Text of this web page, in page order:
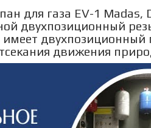
для газа EV-1
двухпозиционный
движения